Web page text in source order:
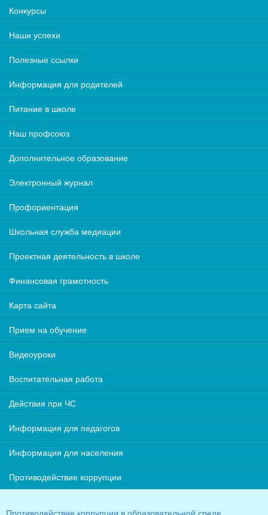
Конкурсы
Наши успехи
Полезные ссылки
Информация для родителей
Питание в школе
Наш профсоюз
Дополнительное образование
Электронный журнал
Профориентация
Школьная служба медиации
Проектная деятельность в школе
Финансовая грамотность
Карта сайта
Прием на обучение
Видеоуроки
Воспитательная работа
Действия при ЧС
Информация для педагогов
Информация для населения
Противодействие коррупции